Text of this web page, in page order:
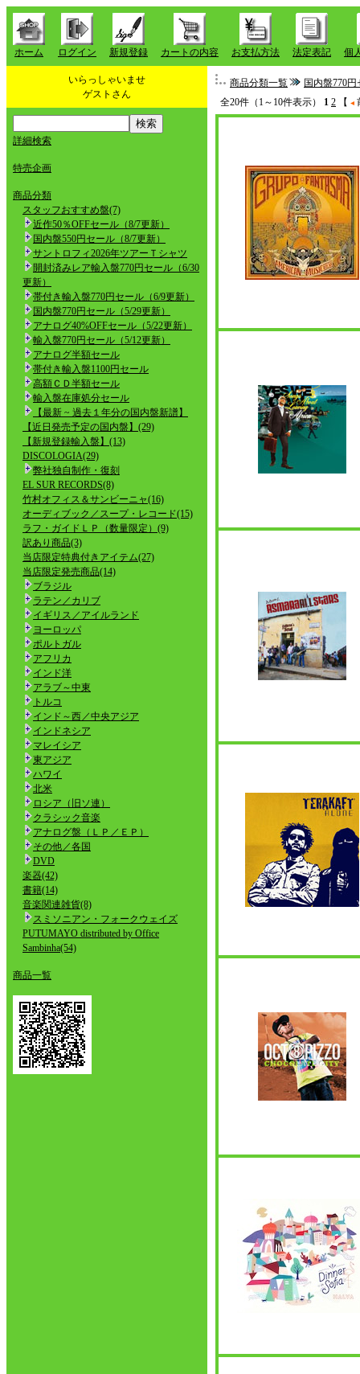
ホーム ログイン 新規登録 カートの内容 お支払方法 法定表記 個
いらっしゃいませ
ゲストさん
詳細検索
特売企画
商品分類
スタッフおすすめ盤(7)
近作50％OFFセール（8/7更新）
国内盤550円セール（8/7更新）
サントロフィ2026年ツアーＴシャツ
開封済みレア輸入盤770円セール（6/30
更新）
帯付き輸入盤770円セール（6/9更新）
国内盤770円セール（5/29更新）
アナログ40%OFFセール（5/22更新）
輸入盤770円セール（5/12更新）
アナログ半額セール
帯付き輸入盤1100円セール
高額ＣＤ半額セール
輸入盤在庫処分セール
【最新 ~ 過去１年分の国内盤新譜】
【近日発売予定の国内盤】(29)
【新規登録輸入盤】(13)
DISCOLOGIA(29)
弊社独自制作・復刻
EL SUR RECORDS(8)
竹村オフィス＆サンビーニャ(16)
オーディブック／スープ・レコード(15)
ラフ・ガイドＬＰ（数量限定）(9)
訳あり商品(3)
当店限定特典付きアイテム(27)
当店限定発売商品(14)
ブラジル
ラテン／カリブ
イギリス／アイルランド
ヨーロッパ
ポルトガル
アフリカ
インド洋
アラブ～中東
トルコ
インド～西／中央アジア
インドネシア
マレイシア
東アジア
ハワイ
北米
ロシア（旧ソ連）
クラシック音楽
アナログ盤（ＬＰ／ＥＰ）
その他／各国
DVD
楽器(42)
書籍(14)
音楽関連雑貨(8)
スミソニアン・フォークウェイズ
PUTUMAYO distributed by Office
Sambinha(54)
商品一覧
商品分類一覧
国内盤770
全20件（1～10件表示） 1 2 【